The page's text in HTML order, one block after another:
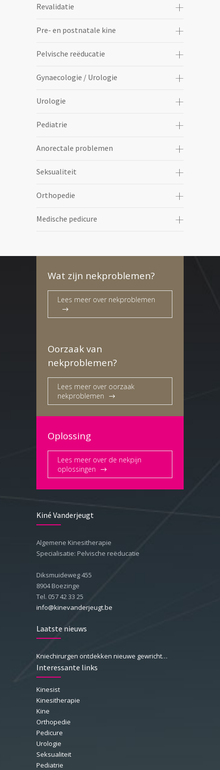
Revalidatie
Pre- en postnatale kine
Pelvische reëducatie
Gynaecologie / Urologie
Urologie
Pediatrie
Anorectale problemen
Seksualiteit
Orthopedie
Medische pedicure
Wat zijn nekproblemen?
Lees meer over nekproblemen
Oorzaak van
nekproblemen?
Lees meer over oorzaak
nekproblemen
Oplossing
Lees meer over de nekpijn
oplossingen
Kiné Vanderjeugt
Algemene Kinesitherapie
Specialisatie: Pelvische reëducatie
Diksmuideweg 455
8904 Boezinge
Tel. 057 42 33 25
info@kinevanderjeugt.be
Laatste nieuws
Kniechirurgen ontdekken nieuwe gewrichtsband
Interessante links
Kinesist
Kinesitherapie
Kine
Orthopedie
Pedicure
Urologie
Seksualiteit
Pediatrie